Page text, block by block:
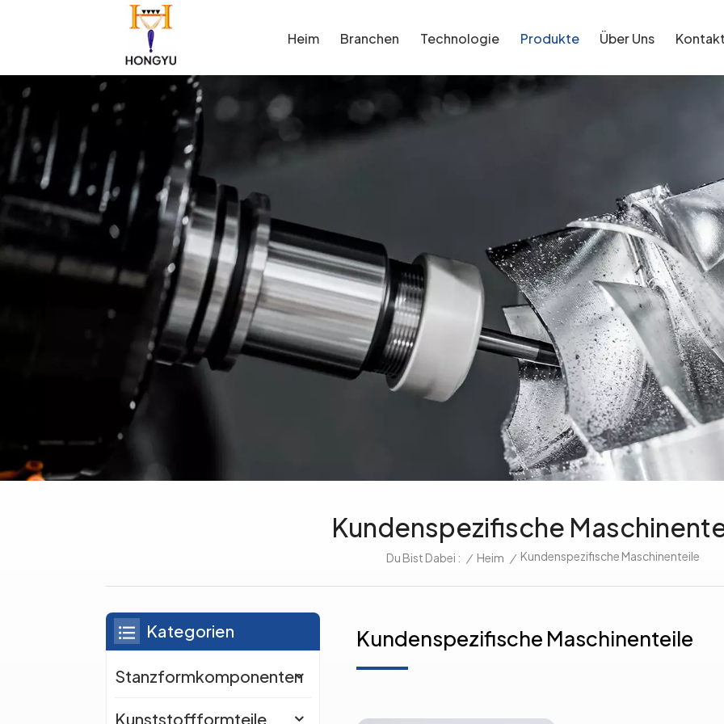
Heim Branchen Technologie Produkte Über Uns
Kundenspezifische
Du Bist Dabei : / Heim / Kundenspezifische Maschinenteile
Kundenspezifische Maschinenteile
Kategorien
Stanzformkomponenten
Kunststoffformteile